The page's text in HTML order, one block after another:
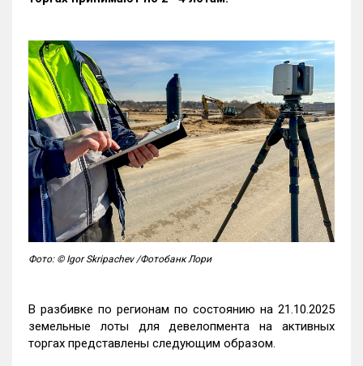
Фото: © Igor Skripachev /Фотобанк Лори
В разбивке по регионам по состоянию на 21.10.2025
земельные лоты для девелопмента на активных
торгах представлены следующим образом.